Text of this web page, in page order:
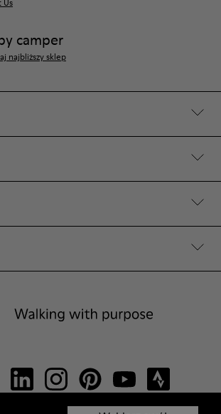
Us
camper
najbliższy sklep